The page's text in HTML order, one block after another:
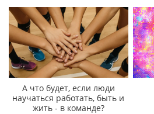
А что будет, если люди
научаться работать, быть и
жить - в команде?